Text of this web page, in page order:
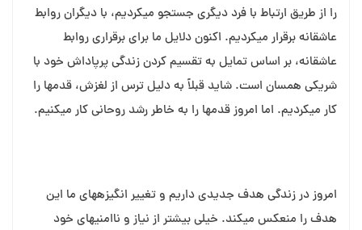
را از طریق ارتباط با فرد دیگری جستجو می⁯کردیم، با دیگران روابط
عاشقانه برقرار می⁯کردیم. اکنون دلایل ما برای برقراری روابط
عاشقانه، بر اساس تمایل به تقسیم کردن زندگی پرپاداش خود با
شریکی همسان است. شاید قبلاً به دلیل ترس از لغزش، قدمها را
کار می⁯کردیم. اما امروز قدمها را به خاطر رشد روحانی کار می⁯کنیم.
امروز در زندگی هدف جدیدی داریم و تغییر انگیزه⁯های ما این
هدف را منعکس می⁯کند. خیلی بیشتر از نیاز و ناامنی⁯های خود